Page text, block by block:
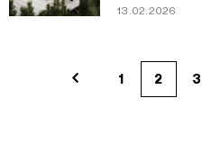
13.02.2026
1 2 3